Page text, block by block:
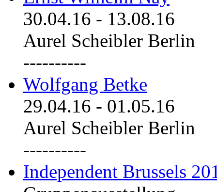
30.04.16 - 13.08.16
Aurel Scheibler Berlin
----------
Wolfgang Betke
29.04.16 - 01.05.16
Aurel Scheibler Berlin
----------
Independent Brussels